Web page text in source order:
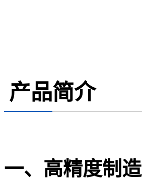
产品简介
一、高精度制造